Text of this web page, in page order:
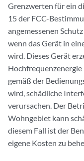
Grenzwerten für ein
15 der FCC-
angemessenen
wenn das Gerät in
wird. Dieses Gerät
gemäß der
wird, schädliche
verursachen. Der
Wohngebiet kann
diesem Fall ist der
eigene Kosten zu